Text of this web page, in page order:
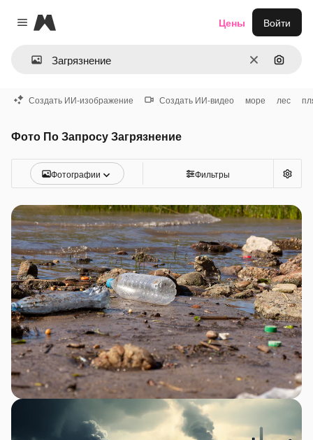
Close menu
Magnific
ОчиститьПоиск
Цены Войти
Создать ИИ-изображение Создать ИИ-видео море лес
Фото По Запросу Загрязнение
Фотографии Фильтры